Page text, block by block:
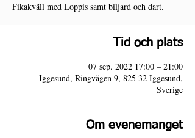
Fikakväll med Loppis samt biljard och dart.
Tid och plats
07 sep. 2022 17:00 – 21:00
Iggesund, Ringvägen 9, 825 32 Iggesund,
Sverige
Om evenemanget